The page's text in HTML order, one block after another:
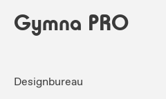
Gymna PRO
Designbureau